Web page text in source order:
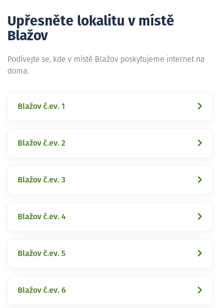
Upřesněte lokalitu v místě
Blažov
Podívejte se, kde v místě Blažov poskytujeme internet na
doma.
Blažov č.ev. 1
Blažov č.ev. 2
Blažov č.ev. 3
Blažov č.ev. 4
Blažov č.ev. 5
Blažov č.ev. 6